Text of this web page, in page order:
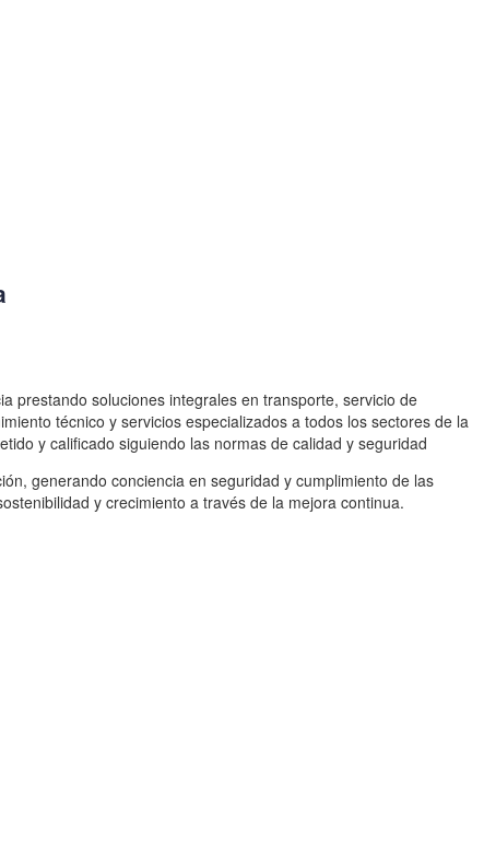
prestando soluciones integrales en transporte, servicio de
técnico y servicios especializados a todos los sectores de la
y calificado siguiendo las normas de calidad y seguridad
generando conciencia en seguridad y cumplimiento de las
y crecimiento a través de la mejora continua.